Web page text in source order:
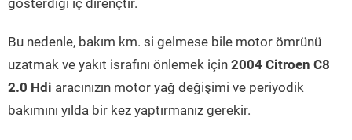
gösterdiği iç dirençtir.
Bu nedenle, bakım km. si gelmese bile motor ömrünü
uzatmak ve yakıt israfını önlemek için 2004 Citroen C8
2.0 Hdi aracınızın motor yağ değişimi ve periyodik
bakımını yılda bir kez yaptırmanız gerekir.